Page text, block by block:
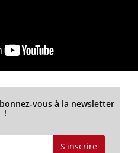
vous à la newsletter
!
S'inscrire